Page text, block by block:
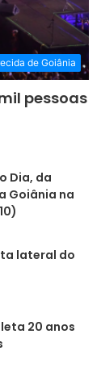
de Goiânia
pessoas
Dia, da
Goiânia na
lateral do
20 anos